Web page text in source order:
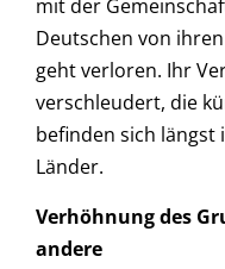
mit der
Deutschen von
geht verloren. Ihr
verschleudert, die
befinden sich
Länder.
Verhöhnung des
andere